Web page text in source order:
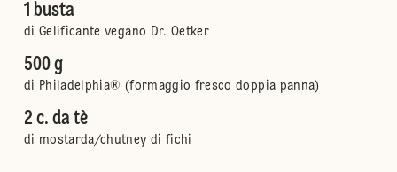
1 busta
di Gelificante vegano Dr. Oetker
500 g
di Philadelphia® (formaggio fresco doppia panna)
2 c. da tè
di mostarda/chutney di fichi